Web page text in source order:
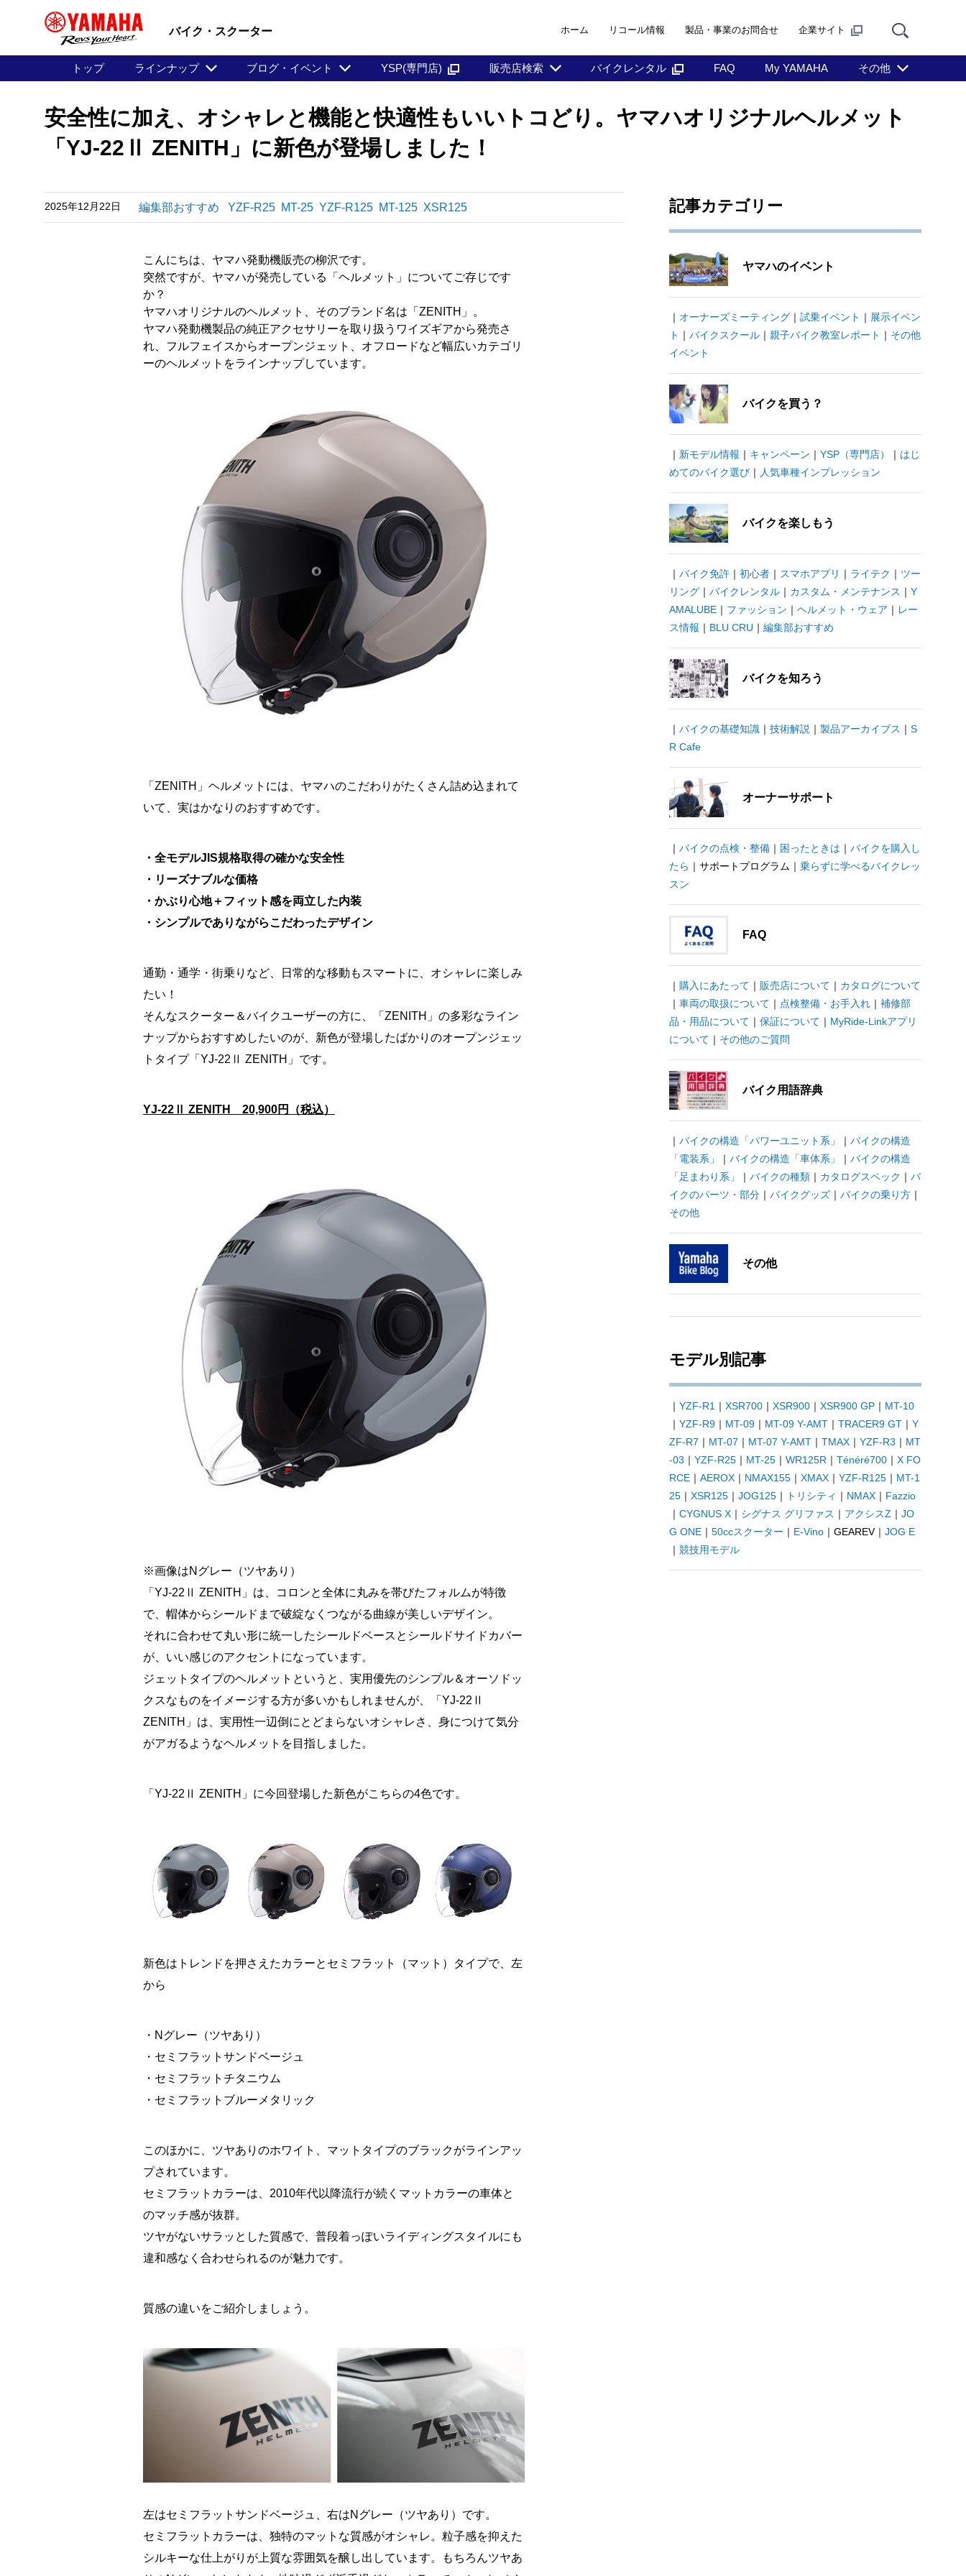
バイク・スクーター ホーム リコール情報 製品・事業のお問合せ 企業サイト
トップ ラインナップ ブログ・イベント YSP(専門店) 販売店検索 バイクレンタル FAQ My YAMAHA その他
安全性に加え、オシャレと機能と快適性もいいトコどり。ヤマハオリジナルヘルメット
「YJ-22Ⅱ ZENITH」に新色が登場しました！
2025年12月22日 編集部おすすめ YZF-R25 MT-25 YZF-R125 MT-125 XSR125
こんにちは、ヤマハ発動機販売の柳沢です。
突然ですが、ヤマハが発売している「ヘルメット」についてご存じです
か？
ヤマハオリジナルのヘルメット、そのブランド名は「ZENITH」。
ヤマハ発動機製品の純正アクセサリーを取り扱うワイズギアから発売さ
れ、フルフェイスからオープンジェット、オフロードなど幅広いカテゴリ
ーのヘルメットをラインナップしています。
「ZENITH」ヘルメットには、ヤマハのこだわりがたくさん詰め込まれて
いて、実はかなりのおすすめです。
・全モデルJIS規格取得の確かな安全性
・リーズナブルな価格
・かぶり心地＋フィット感を両立した内装
・シンプルでありながらこだわったデザイン
通勤・通学・街乗りなど、日常的な移動もスマートに、オシャレに楽しみ
たい！
そんなスクーター＆バイクユーザーの方に、「ZENITH」の多彩なライン
ナップからおすすめしたいのが、新色が登場したばかりのオープンジェッ
トタイプ「YJ-22Ⅱ ZENITH」です。
YJ-22Ⅱ ZENITH 20,900円（税込）
※画像はNグレー（ツヤあり）
「YJ-22Ⅱ ZENITH」は、コロンと全体に丸みを帯びたフォルムが特徴
で、帽体からシールドまで破綻なくつながる曲線が美しいデザイン。
それに合わせて丸い形に統一したシールドベースとシールドサイドカバー
が、いい感じのアクセントになっています。
ジェットタイプのヘルメットというと、実用優先のシンプル＆オーソドッ
クスなものをイメージする方が多いかもしれませんが、「YJ-22Ⅱ
ZENITH」は、実用性一辺倒にとどまらないオシャレさ、身につけて気分
がアガるようなヘルメットを目指しました。
「YJ-22Ⅱ ZENITH」に今回登場した新色がこちらの4色です。
新色はトレンドを押さえたカラーとセミフラット（マット）タイプで、左
から
・Nグレー（ツヤあり）
・セミフラットサンドベージュ
・セミフラットチタニウム
・セミフラットブルーメタリック
このほかに、ツヤありのホワイト、マットタイプのブラックがラインアッ
プされています。
セミフラットカラーは、2010年代以降流行が続くマットカラーの車体と
のマッチ感が抜群。
ツヤがないサラッとした質感で、普段着っぽいライディングスタイルにも
違和感なく合わせられるのが魅力です。
質感の違いをご紹介しましょう。
左はセミフラットサンドベージュ、右はNグレー（ツヤあり）です。
セミフラットカラーは、独特のマットな質感がオシャレ。粒子感を抑えた
シルキーな仕上がりが上質な雰囲気を醸し出しています。もちろんツヤあ
記事カテゴリー
ヤマハのイベント
｜ オーナーズミーティング｜ 試乗イベント ｜ 展示イベン
ト ｜ バイクスクール｜ 親子バイク教室レポート ｜ その他
イベント
バイクを買う？
｜ 新モデル情報 ｜ キャンペーン ｜ YSP（専門店） ｜ はじ
めてのバイク選び｜ 人気車種インプレッション
バイクを楽しもう
｜ バイク免許｜ 初心者｜ スマホアプリ ｜ ライテク ｜ ツー
リング｜ バイクレンタル｜ カスタム・メンテナンス ｜ Y
AMALUBE｜ ファッション ｜ ヘルメット・ウェア ｜ レー
ス情報 ｜ BLU CRU ｜ 編集部おすすめ
バイクを知ろう
｜ バイクの基礎知識｜ 技術解説 ｜ 製品アーカイブス ｜ S
R Cafe
オーナーサポート
｜ バイクの点検・整備｜ 困ったときは ｜ バイクを購入し
たら ｜サポートプログラム｜ 乗らずに学べるバイクレッ
スン
FAQ
｜ 購入にあたって ｜ 販売店について ｜ カタログについて
｜ 車両の取扱について ｜ 点検整備・お手入れ｜ 補修部
品・用品について ｜ 保証について ｜ MyRide-Linkアプリ
について ｜ その他のご質問
バイク用語辞典
｜ バイクの構造「パワーユニット系」 ｜ バイクの構造
「電装系」
｜ バイクの構造「車体系」 ｜ バイクの構造
「足まわり系」
｜ バイクの種類｜ カタログスペック ｜ バ
イクのパーツ・部分｜ バイクグッズ｜ バイクの乗り方｜
その他
その他
モデル別記事
｜ YZF-R1 ｜ XSR700｜ XSR900｜ XSR900 GP｜ MT-10
｜ YZF-R9｜ MT-09｜ MT-09 Y-AMT｜ TRACER9 GT｜ Y
ZF-R7 ｜ MT-07 ｜ MT-07 Y-AMT｜ TMAX｜ YZF-R3 ｜ MT
-03 ｜ YZF-R25｜ MT-25｜ WR125R ｜ Ténéré700｜ X FO
RCE｜ AEROX｜ NMAX155｜ XMAX｜ YZF-R125｜ MT-1
25｜ XSR125｜ JOG125｜ トリシティ ｜ NMAX｜ Fazzio
｜ CYGNUS X｜ シグナス グリファス ｜ アクシスZ ｜ JO
G ONE｜ 50ccスクーター ｜ E-Vino｜GEAREV｜ JOG E
｜ 競技用モデル